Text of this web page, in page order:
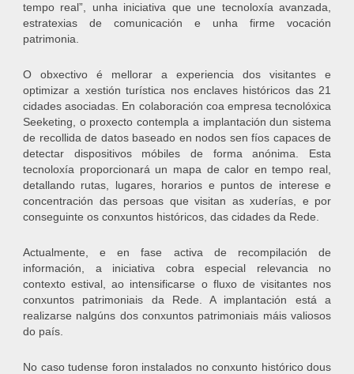
tempo real”, unha iniciativa que une tecnoloxía avanzada,
estratexias de comunicación e unha firme vocación
patrimonia.
O obxectivo é mellorar a experiencia dos visitantes e
optimizar a xestión turística nos enclaves históricos das 21
cidades asociadas. En colaboración coa empresa tecnolóxica
Seeketing, o proxecto contempla a implantación dun sistema
de recollida de datos baseado en nodos sen fíos capaces de
detectar dispositivos móbiles de forma anónima. Esta
tecnoloxía proporcionará un mapa de calor en tempo real,
detallando rutas, lugares, horarios e puntos de interese e
concentración das persoas que visitan as xuderías, e por
conseguinte os conxuntos históricos, das cidades da Rede.
Actualmente, e en fase activa de recompilación de
información, a iniciativa cobra especial relevancia no
contexto estival, ao intensificarse o fluxo de visitantes nos
conxuntos patrimoniais da Rede. A implantación está a
realizarse nalgúns dos conxuntos patrimoniais máis valiosos
do país.
No caso tudense foron instalados no conxunto histórico dous